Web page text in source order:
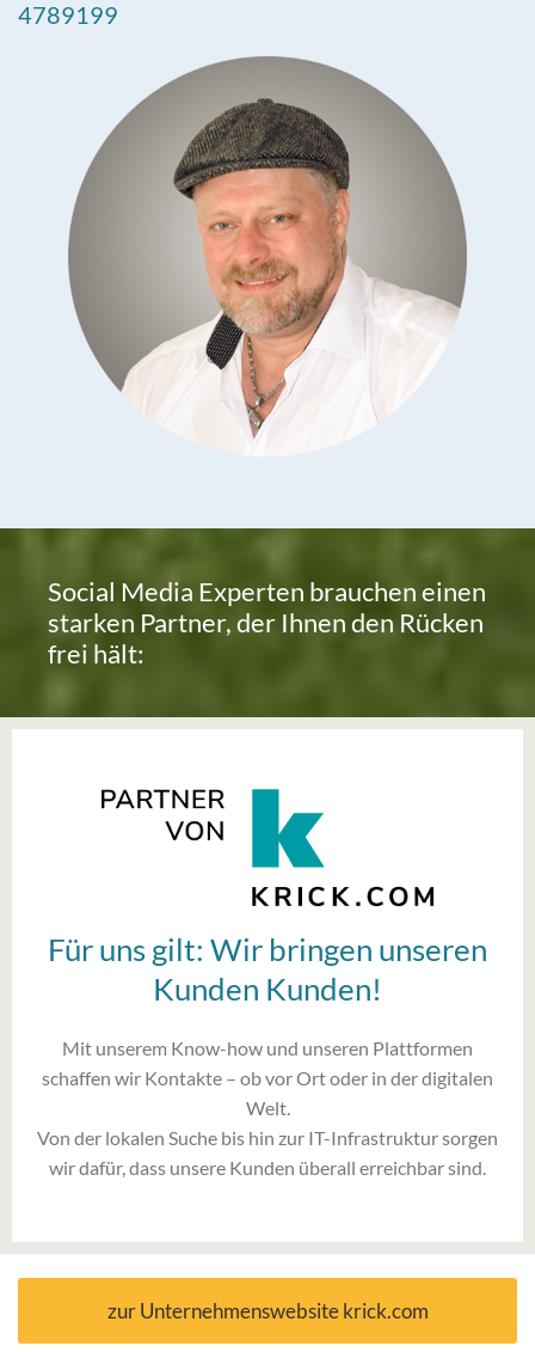
4789199
Social Media Experten brauchen einen
starken Partner, der Ihnen den Rücken
frei hält:
Für uns gilt: Wir bringen unseren
Kunden Kunden!
Mit unserem Know-how und unseren Plattformen
schaffen wir Kontakte – ob vor Ort oder in der digitalen
Welt.
Von der lokalen Suche bis hin zur IT-Infrastruktur sorgen
wir dafür, dass unsere Kunden überall erreichbar sind.
zur Unternehmenswebsite krick.com